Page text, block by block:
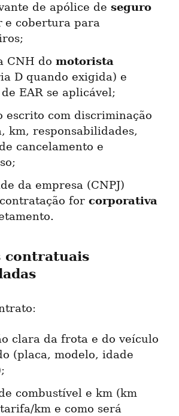
de apólice de seguro
e cobertura para
CNH do motorista
D quando exigida) e
EAR se aplicável;
escrito com discriminação
km, responsabilidades,
cancelamento e
da empresa (CNPJ)
for corporativa
contratuais
clara da frota e do veículo
(placa, modelo, idade
combustível e km (km
km e como será